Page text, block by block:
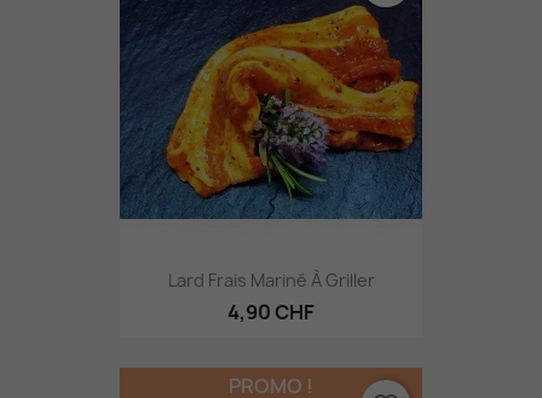
Lard Frais Mariné À Griller
4,90 CHF
PROMO !